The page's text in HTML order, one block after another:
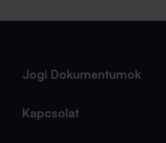
Jogi Dokumentumok
Kapcsolat